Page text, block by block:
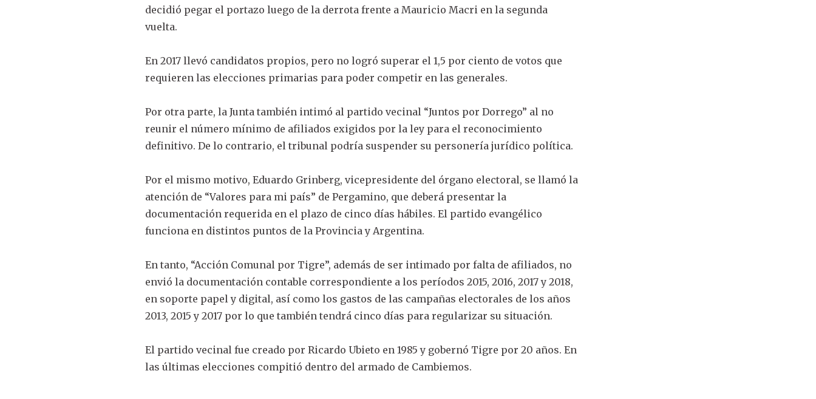
decidió pegar el portazo luego de la derrota frente a Mauricio Macri en la segunda
vuelta.
En 2017 llevó candidatos propios, pero no logró superar el 1,5 por ciento de votos que
requieren las elecciones primarias para poder competir en las generales.
Por otra parte, la Junta también intimó al partido vecinal “Juntos por Dorrego” al no
reunir el número mínimo de afiliados exigidos por la ley para el reconocimiento
definitivo. De lo contrario, el tribunal podría suspender su personería jurídico política.
Por el mismo motivo, Eduardo Grinberg, vicepresidente del órgano electoral, se llamó la
atención de “Valores para mi país” de Pergamino, que deberá presentar la
documentación requerida en el plazo de cinco días hábiles. El partido evangélico
funciona en distintos puntos de la Provincia y Argentina.
En tanto, “Acción Comunal por Tigre”, además de ser intimado por falta de afiliados, no
envió la documentación contable correspondiente a los períodos 2015, 2016, 2017 y 2018,
en soporte papel y digital, así como los gastos de las campañas electorales de los años
2013, 2015 y 2017 por lo que también tendrá cinco días para regularizar su situación.
El partido vecinal fue creado por Ricardo Ubieto en 1985 y gobernó Tigre por 20 años. En
las últimas elecciones compitió dentro del armado de Cambiemos.